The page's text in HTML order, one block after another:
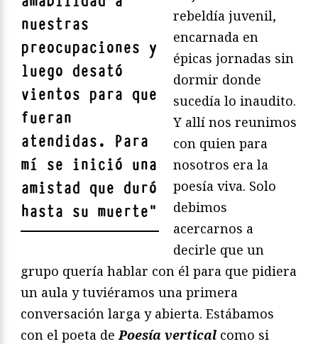
nuestras
preocupaciones y
luego desató
vientos para que
fueran
atendidas. Para
mí se inició una
amistad que duró
hasta su muerte"
rebeldía juvenil,
encarnada en
épicas jornadas sin
dormir donde
sucedía lo inaudito.
Y allí nos reunimos
con quien para
nosotros era la
poesía viva. Solo
debimos
acercarnos a
decirle que un
grupo quería hablar con él para que pidiera
un aula y tuviéramos una primera
conversación larga y abierta. Estábamos
con el poeta de Poesía vertical como si